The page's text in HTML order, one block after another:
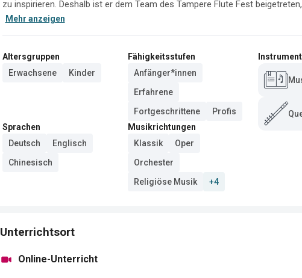
zu inspirieren. Deshalb ist er dem Team des Tampere Flute Fest
Mehr anzeigen
Altersgruppen
Erwachsene
Kinder
Fähigkeitsstufen
Anfänger*innen
Erfahrene
Fortgeschrittene
Profis
Sprachen
Deutsch
Englisch
Chinesisch
Musikrichtungen
Klassik
Oper
Orchester
Religiöse Musik
+4
Unterrichtsort
Online-Unterricht